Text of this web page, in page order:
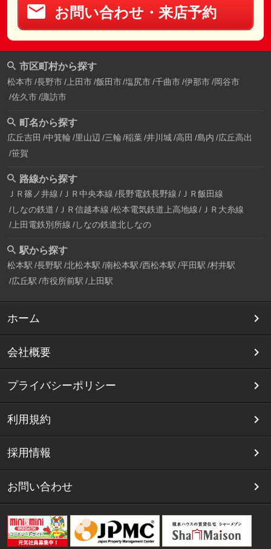
お問い合わせ・来店予約
市区町村から探す
松本市 長野市 上田市 飯田市 塩尻市 千曲市 伊那市 岡谷市
佐久市 諏訪市
町名から探す
広丘吉田 中箕輪 里山辺 三輪 稲葉 井川城 高田 島内 広丘高出
笹賀
路線から探す
ＪＲ篠ノ井線 ＪＲ中央本線 長野電鉄長野線 ＪＲ飯田線
しなの鉄道 ＪＲ信越本線 松本電気鉄道上高地線
ＪＲ大糸線
上田電鉄別所線 しなの鉄道北しなの
駅から探す
松本駅 長野駅 北松本駅 南松本駅 西松本駅 平田駅 村井駅
広丘駅 市役所前駅 上田駅
ホーム
会社概要
プライバシーポリシー
利用規約
採用情報
お問い合わせ